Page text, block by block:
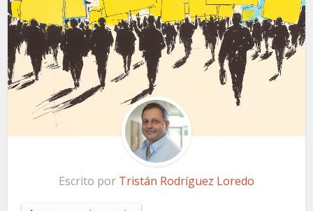
Escrito por Tristán Rodríguez Loredo